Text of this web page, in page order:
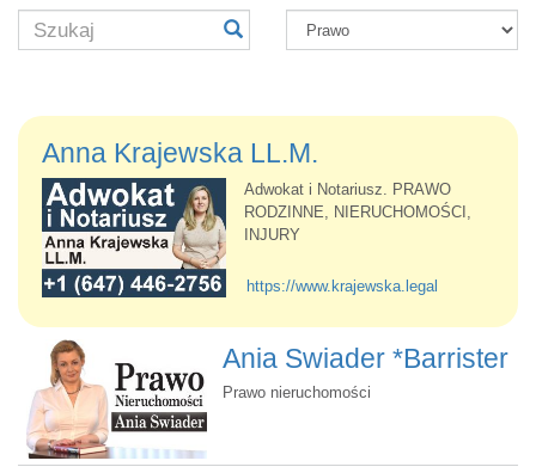
Anna Krajewska LL.M.
Adwokat i Notariusz. PRAWO
RODZINNE, NIERUCHOMOŚCI,
INJURY
https://www.krajewska.legal
Ania Swiader *Barrister
*Solicitor *Notary
Prawo nieruchomości